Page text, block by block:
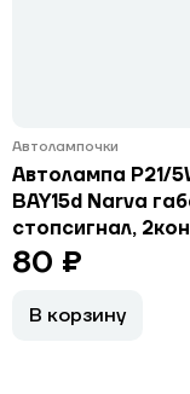
Автолампочки
Автолампа P21/
BAY15d Narva
стопсигнал,
80 ₽
В корзину